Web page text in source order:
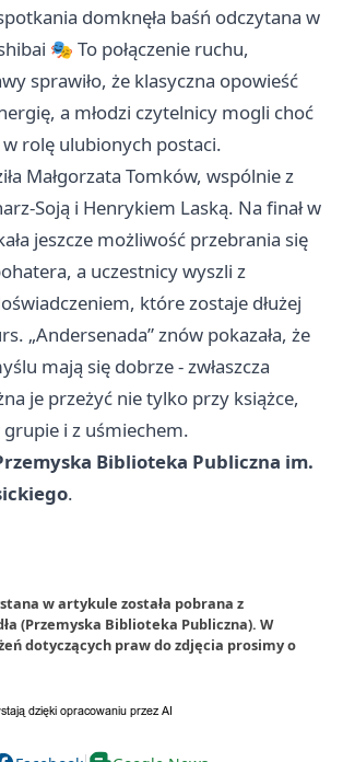
domknęła baśń odczytana w
🎭 To połączenie ruchu,
sprawiło, że klasyczna opowieść
a młodzi czytelnicy mogli choć
rolę ulubionych postaci.
Małgorzata Tomków, wspólnie z
Soją i Henrykiem Laską. Na finał w
jeszcze możliwość przebrania się
a uczestnicy wyszli z
które zostaje dłużej
„Andersenada” znów pokazała, że
mają się dobrze - zwłaszcza
je przeżyć nie tylko przy książce,
i z uśmiechem.
Biblioteka Publiczna im.
.
w artykule została pobrana z
(Przemyska Biblioteka Publiczna). W
dotyczących praw do zdjęcia prosimy o